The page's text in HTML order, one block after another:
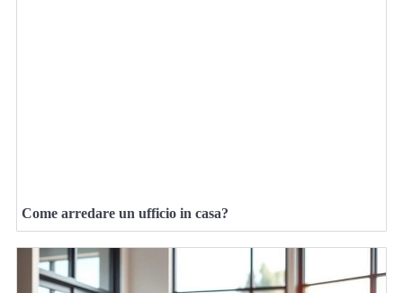
Come arredare un ufficio in casa?